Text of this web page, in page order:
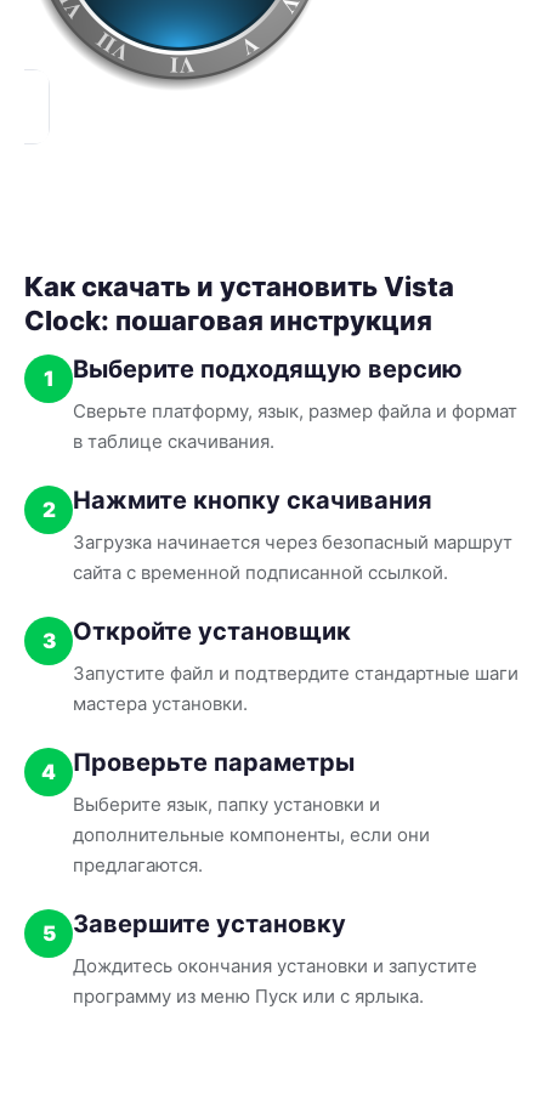
Как скачать и установить Vista
Clock: пошаговая инструкция
1 Выберите подходящую версию
Сверьте платформу, язык, размер файла и формат
в таблице скачивания.
2 Нажмите кнопку скачивания
Загрузка начинается через безопасный маршрут
сайта с временной подписанной ссылкой.
3 Откройте установщик
Запустите файл и подтвердите стандартные шаги
мастера установки.
4 Проверьте параметры
Выберите язык, папку установки и
дополнительные компоненты, если они
предлагаются.
5 Завершите установку
Дождитесь окончания установки и запустите
программу из меню Пуск или с ярлыка.